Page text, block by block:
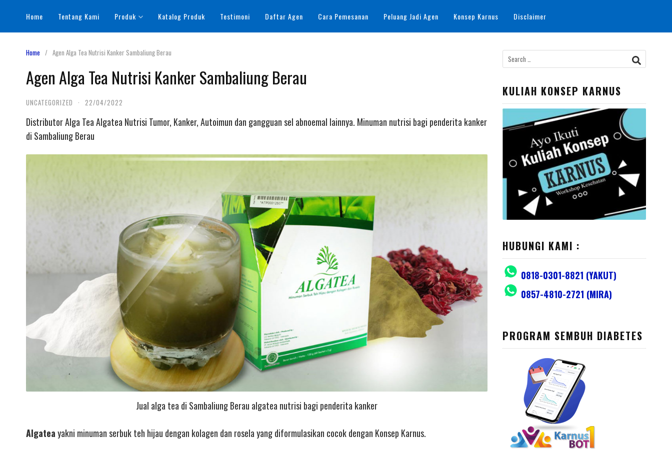
content
Home Tentang Kami Produk Katalog Produk Testimoni Daftar Agen Cara Pemesanan Peluang Jadi Agen Konsep Karnus Disclaimer
Home Agen Alga Tea Nutrisi Kanker Sambaliung Berau
Agen Alga Tea Nutrisi Kanker Sambaliung Berau
UNCATEGORIZED · 22/04/2022
Distributor Alga Tea Algatea Nutrisi Tumor, Kanker, Autoimun dan gangguan sel abnoemal lainnya. Minuman nutrisi bagi penderita kanker
di Sambaliung Berau
Jual alga tea di Sambaliung Berau algatea nutrisi bagi penderita kanker
Algateayakni minuman serbuk teh hijau dengan kolagen dan rosela yang diformulasikan cocok dengan Konsep Karnus.
Search
for:
KULIAH KONSEP KARNUS
HUBUNGI KAMI :
0818-0301-8821 (YAKUT)
0857-4810-2721 (MIRA)
PROGRAM SEMBUH DIABETES